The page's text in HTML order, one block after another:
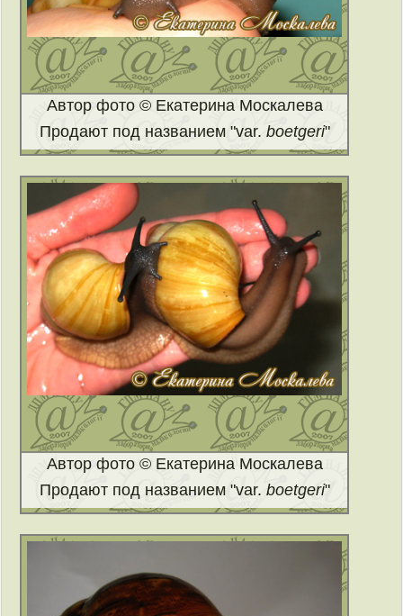
Автор фото © Екатерина Москалева
Продают под названием "var. boetgeri"
Автор фото © Екатерина Москалева
Продают под названием "var. boetgeri"